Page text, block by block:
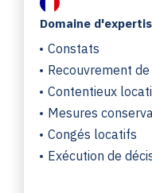
Domaine
Constats
Recouvrement
Contentieux
Mesures
Congés locatifs
Exécution de